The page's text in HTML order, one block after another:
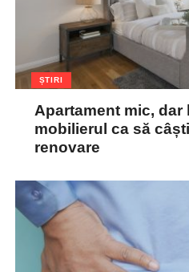
ȘTIRI
Apartament mic,
mobilierul ca să
renovare